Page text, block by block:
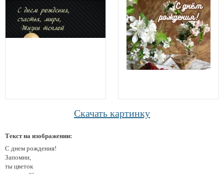
Скачать картинку
Текст на изображении:
С днем рождения!
Запомни,
ты цветок